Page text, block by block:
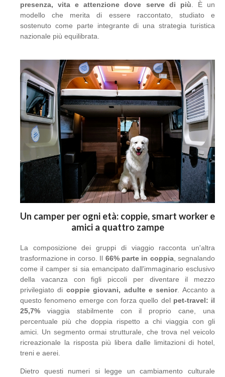
presenza, vita e attenzione dove serve di più . È un
modello che merita di essere raccontato, studiato e
sostenuto come parte integrante di una strategia turistica
nazionale più equilibrata.
Un camper per ogni età: coppie, smart worker e
amici a quattro zampe
La composizione dei gruppi di viaggio racconta un'altra
trasformazione in corso. Il 66% parte in coppia, segnalando
come il camper si sia emancipato dall'immaginario esclusivo
della vacanza con figli piccoli per diventare il mezzo
privilegiato di coppie giovani, adulte e senior. Accanto a
questo fenomeno emerge con forza quello del pet-travel: il
25,7% viaggia stabilmente con il proprio cane, una
percentuale più che doppia rispetto a chi viaggia con gli
amici. Un segmento ormai strutturale, che trova nel veicolo
ricreazionale la risposta più libera dalle limitazioni di hotel,
treni e aerei.
Dietro questi numeri si legge un cambiamento culturale